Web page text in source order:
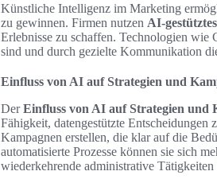
Künstliche Intelligenz im Marketing
zu gewinnen. Firmen nutzen AI-
Erlebnisse zu schaffen. Technologien wie
sind und durch gezielte Kommunikation
Einfluss von AI auf Strategien und
DerEinfluss von AI auf Strategien und
Fähigkeit, datengestützte
Kampagnen erstellen, die klar auf die
automatisierte Prozesse können sie sich
wiederkehrende administrative Tätigkeiten